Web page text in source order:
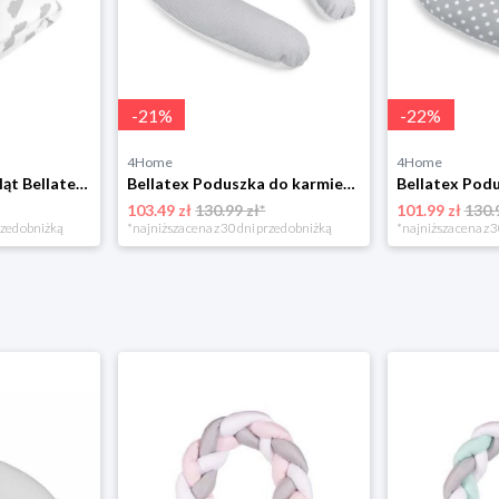
Owijka dla niemowląt Bellatex Clouds szara, 75 x75 cm
obniżką
-21%
4Home
Bellatex Poduszka do karmienia piersią Bonesszara, 180 cm
103.49 zł130.99 zł*
*najniższa cena z 30 dni przed obniżką
-22%
4Home
101.99 zł
*najniższa cena z